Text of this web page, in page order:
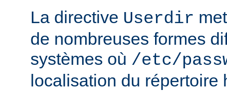
La directive Userdir
de nombreuses formes
systèmes où /etc/
localisation du répertoire